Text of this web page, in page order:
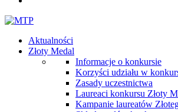
Aktualności
Złoty Medal
Informacje o konkursie
Korzyści udziału w
Zasady uczestnictwa
Laureaci konkursu Złoty
Kampanie laureatów